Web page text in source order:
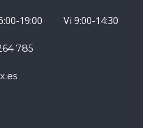
19:00 Vi 9:00-14:30
785